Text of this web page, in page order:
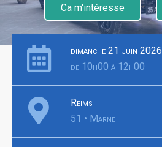
Ca m'intéresse
dimanche 21 juin 2026
de 10h00 à 12h00
Reims
51 • Marne